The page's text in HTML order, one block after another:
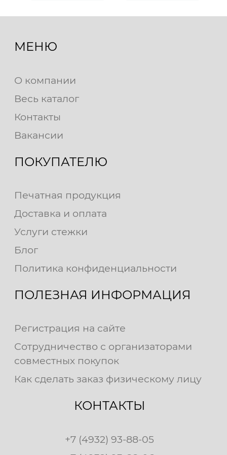
МЕНЮ
О компании
Весь каталог
Контакты
Вакансии
ПОКУПАТЕЛЮ
Печатная продукция
Доставка и оплата
Услуги стежки
Блог
Политика конфиденциальности
ПОЛЕЗНАЯ ИНФОРМАЦИЯ
Регистрация на сайте
Сотрудничество с организаторами
совместных покупок
Как сделать заказ физическому лицу
КОНТАКТЫ
+7 (4932) 93-88-05